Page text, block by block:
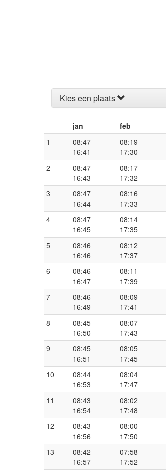
Kies een plaats
jan feb
1
08:47
16:41
08:19
17:30
2
08:47
16:43
08:17
17:32
3
08:47
16:44
08:16
17:33
4
08:47
16:45
08:14
17:35
5
08:46
16:46
08:12
17:37
6
08:46
16:47
08:11
17:39
7
08:46
16:49
08:09
17:41
8
08:45
16:50
08:07
17:43
9
08:45
16:51
08:05
17:45
10
08:44
16:53
08:04
17:47
11
08:43
16:54
08:02
17:48
12
08:43
16:56
08:00
17:50
13
08:42
16:57
07:58
17:52